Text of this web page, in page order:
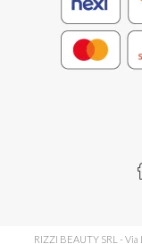
RIZZI BEAUTY SRL - Via